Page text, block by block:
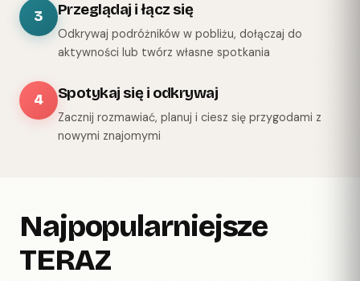
3 Przeglądaj i łącz się
Odkrywaj podróżników w pobliżu, dołączaj do
aktywności lub twórz własne spotkania
4 Spotykaj się i odkrywaj
Zacznij rozmawiać, planuj i ciesz się przygodami z
nowymi znajomymi
Najpopularniejsze
TERAZ